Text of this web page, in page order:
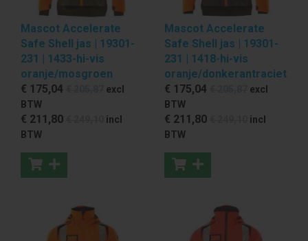
Mascot Accelerate
Safe Shell jas | 19301-
231 | 1433-hi-vis
oranje/mosgroen
€ 175,04
excl
BTW
€ 211 ,80
incl
BTW
Mascot Accelerate
Safe Shell jas | 19301-
231 | 1418-hi-vis
oranje/donkerantraciet
€ 175,04
excl
BTW
€ 211 ,80
incl
BTW